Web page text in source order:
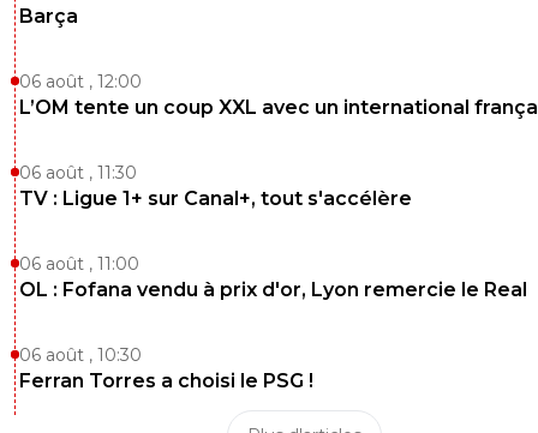
Barça
06 août , 12:00
L’OM tente un coup XXL avec un international
06 août , 11:30
TV : Ligue 1+ sur Canal+, tout s'accélère
06 août , 11:00
OL : Fofana vendu à prix d'or, Lyon remercie le Real
06 août , 10:30
Ferran Torres a choisi le PSG !